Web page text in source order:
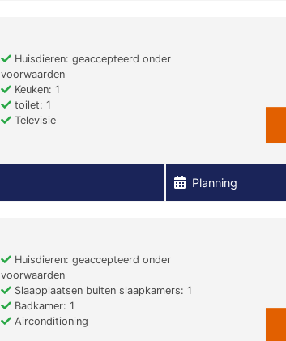
Huisdieren: geaccepteerd onder
voorwaarden
Keuken: 1
toilet: 1
Televisie
Planning
Huisdieren: geaccepteerd onder
voorwaarden
Slaapplaatsen buiten slaapkamers: 1
Badkamer: 1
Airconditioning